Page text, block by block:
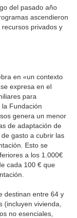
del pasado año
ascendieron
privados y
en «un contexto
expresa en el
para
Fundación
genera un menor
de adaptación de
gasto a cubrir las
Esto se
a los 1.000€
cada 100 € que
destinan entre 64 y
vivienda,
no esenciales,